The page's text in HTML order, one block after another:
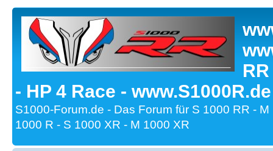
- HP 4 Race -
S1000-Forum.de - Das Forum für S 1000 RR -
1000 R - S 1000 XR - M 1000 XR